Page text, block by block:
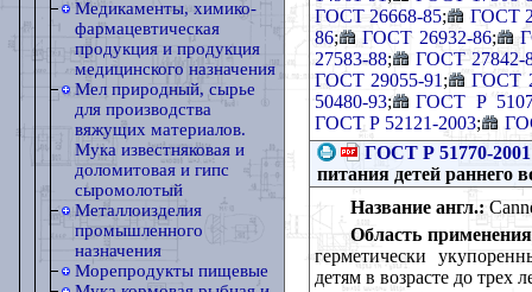
Медикаменты, химико-
фармацевтическая
продукция и продукция
медицинского назначения
Мел природный, сырье
для производства
вяжущих материалов.
Мука известняковая и
доломитовая и гипс
сыромолотый
Металлоизделия
промышленного
назначения
Морепродукты пищевые
ГОСТ 26668-85;
ГОСТ
86; ГОСТ 26932-86;
27583-88;
ГОСТ 27842-
ГОСТ 29055-91 ;
ГОСТ
50480-93;
ГОСТ Р
ГОСТ Р 52121-2003;
ГОСТ Р 51770-2001
питания детей раннего
Название англ.:
Область
герметически
детям в возрасте до трех